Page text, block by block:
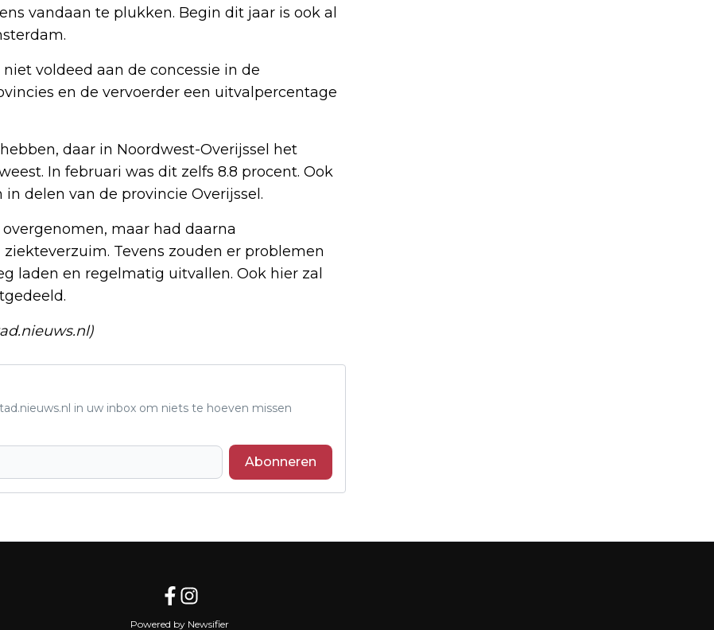
vandaan te plukken. Begin dit jaar is ook al
voldeed aan de concessie in de
en de vervoerder een uitvalpercentage
daar in Noordwest-Overijssel het
In februari was dit zelfs 8.8 procent. Ook
delen van de provincie Overijssel.
maar had daarna
Tevens zouden er problemen
laden en regelmatig uitvallen. Ook hier zal
in uw inbox om niets te hoeven missen
Abonneren
NATIONALE BURENDAG
Powered by Newsifier